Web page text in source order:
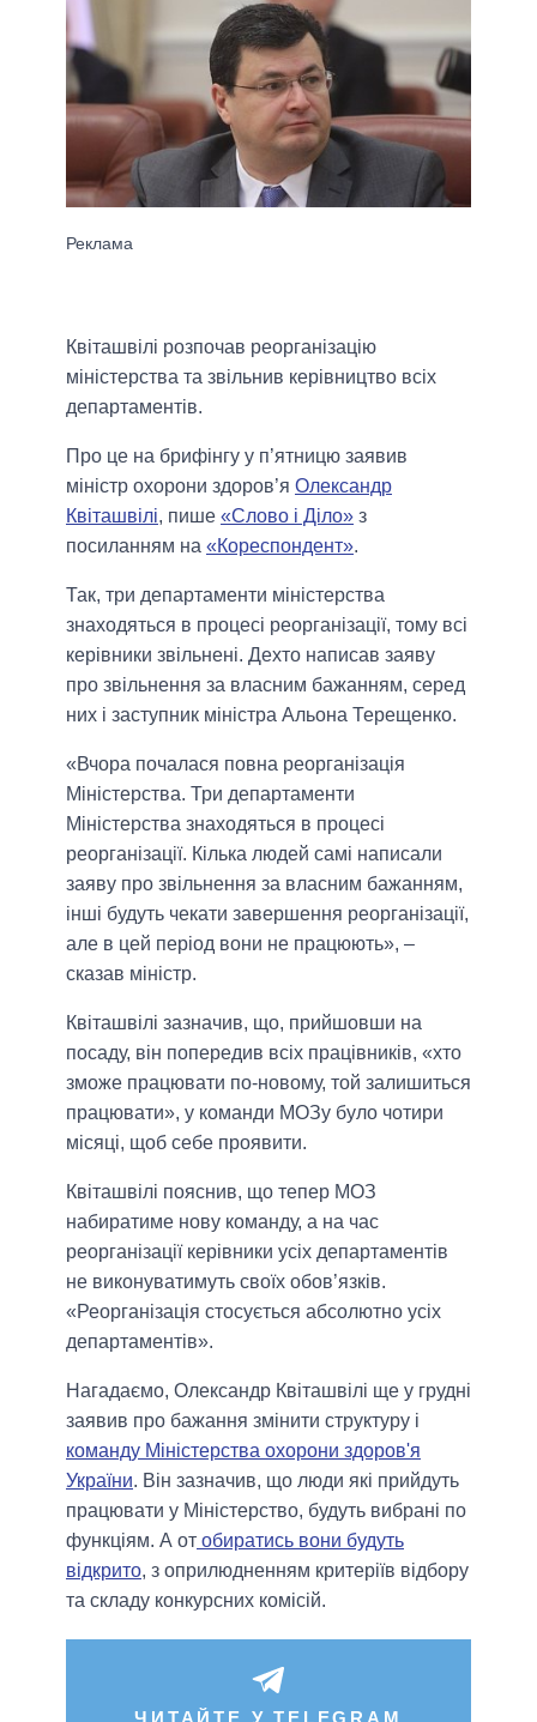
Квіташвілі розпочав реорганізацію
міністерства та звільнив керівництво всіх
департаментів.
Про це на брифінгу у п’ятницю заявив
міністр охорони здоров’я Олександр
Квіташвілі, пише «Слово і Діло» з
посиланням на «Кореспондент».
Так, три департаменти міністерства
знаходяться в процесі реорганізації, тому всі
керівники звільнені. Дехто написав заяву
про звільнення за власним бажанням, серед
них і заступник міністра Альона Терещенко.
«Вчора почалася повна реорганізація
Міністерства. Три департаменти
Міністерства знаходяться в процесі
реорганізації. Кілька людей самі написали
заяву про звільнення за власним бажанням,
інші будуть чекати завершення реорганізації,
але в цей період вони не працюють», –
сказав міністр.
Квіташвілі зазначив, що, прийшовши на
посаду, він попередив всіх працівників, «хто
зможе працювати по-новому, той залишиться
працювати», у команди МОЗу було чотири
місяці, щоб себе проявити.
Квіташвілі пояснив, що тепер МОЗ
набиратиме нову команду, а на час
реорганізації керівники усіх департаментів
не виконуватимуть своїх обов’язків.
«Реорганізація стосується абсолютно усіх
департаментів».
Нагадаємо, Олександр Квіташвілі ще у грудні
заявив про бажання змінити структуру і
команду Міністерства охорони здоров'я
України. Він зазначив, що люди які прийдуть
працювати у Міністерство, будуть вибрані по
функціям. А от обиратись вони будуть
відкрито, з оприлюдненням критеріїв відбору
та складу конкурсних комісій.